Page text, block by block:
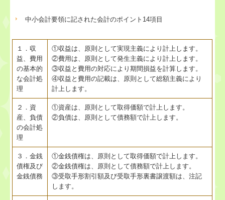
補助金・助成金・融資情報
関与先向け融資商品ご紹介
戦略財務情報システム
継続MASシステム
戦略販売・購買情報システム
創業・開業をお考えの方へ
趣味のマラソン・ゴルフ
中小会計要領に記された会計のポイント14項目
１．収
益、費用
の基本的
な会計処
理
①収益は、原則として実現主義により計上します。
②費用は、原則として発生主義により計上します。
③収益と費用の対応により期間損益を計算します。
④収益と費用の記載は、原則として総額主義により
計上します。
２．資
産、負債
の会計処
理
①資産は、原則として取得価額で計上します。
②負債は、原則として債務額で計上します。
３．金銭
債権及び
金銭債務
①金銭債権は、原則として取得価額で計上します。
②金銭債権は、原則として債務額で計上します。
③受取手形割引額及び受取手形裏書譲渡額は、注記
します。